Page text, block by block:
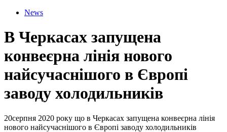
News
В Черкасах запущена
конвеєрна лінія нового
найсучаснішого в Європі
заводу холодильників
20серпня 2020 року що в Черкасах запущена конвеєрна лінія
нового найсучаснішого в Європі заводу холодильників